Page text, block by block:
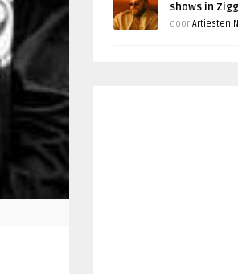
shows in
door Artiesten